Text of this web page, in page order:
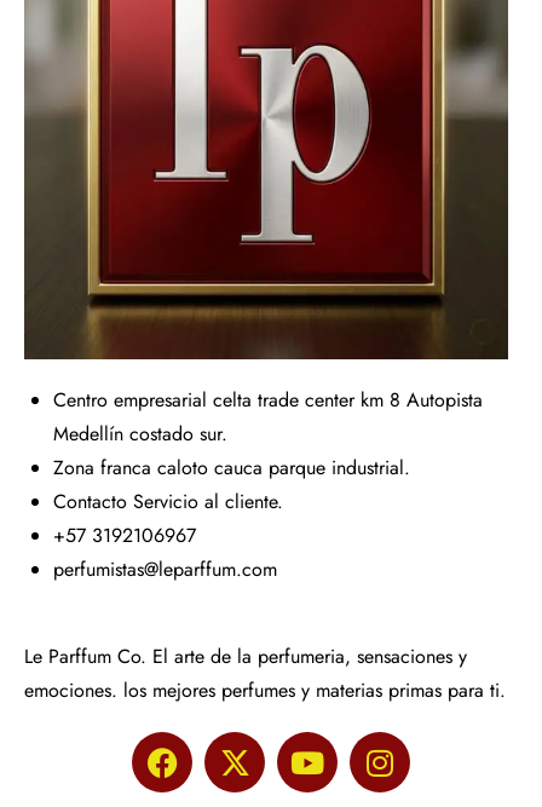
Centro empresarial celta trade center km 8 Autopista
Medellín costado sur.
Zona franca caloto cauca parque industrial.
Contacto Servicio al cliente.
+57 3192106967
perfumistas@leparffum.com
Le Parffum Co. El arte de la perfumeria, sensaciones y
emociones. los mejores perfumes y materias primas para ti.